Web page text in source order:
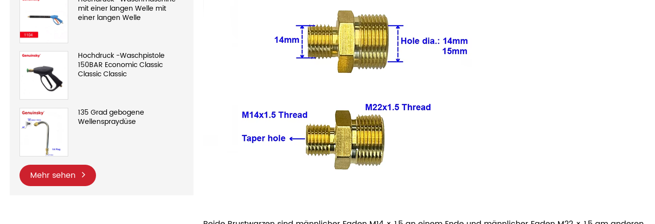
mit einer langen Welle mit
einer langen Welle
Hochdruck -Waschpistole
150BAR Economic Classic
Classic Classic
135 Grad gebogene
Wellenspraydüse
Mehr sehen